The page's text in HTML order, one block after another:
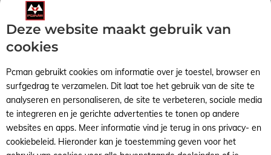
KvK-nummer: 65241614
BTW-identificatienummer: NL001791739B90
Algemene voorwaarden RSS-feed Sitemap
Deze website maakt gebruik van
cookies
Pcman gebruikt cookies om informatie over je toestel, browser en
surfgedrag te verzamelen. Dit laat toe het gebruik van de site te
analyseren en personaliseren, de site te verbeteren, sociale media
te integreren en je gerichte advertenties te tonen op andere
websites en apps. Meer informatie vind je terug in ons privacy- en
cookiebeleid. Hieronder kan je toestemming geven voor het